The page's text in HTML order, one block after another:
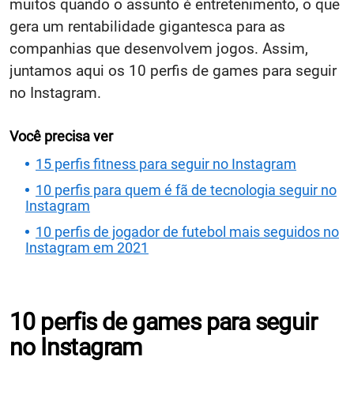
muitos quando o assunto é entretenimento, o que
gera um rentabilidade gigantesca para as
companhias que desenvolvem jogos. Assim,
juntamos aqui os 10 perfis de games para seguir
no Instagram.
Você precisa ver
15 perfis fitness para seguir no Instagram
10 perfis para quem é fã de tecnologia seguir no
Instagram
10 perfis de jogador de futebol mais seguidos no
Instagram em 2021
10 perfis de games para seguir
no Instagram